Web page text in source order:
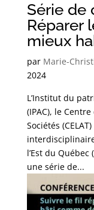
Série de
Réparer
mieux
par Marie-
2024
L’Institut du
(IPAC), le
Sociétés
l’Est du
une série de...